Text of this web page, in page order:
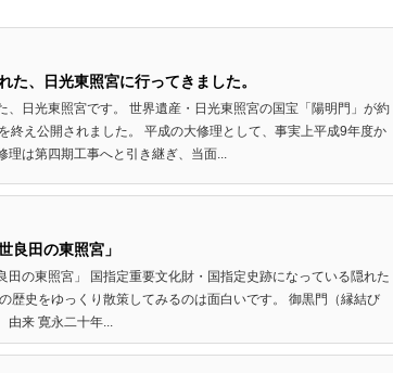
た、日光東照宮に行ってきました。
、日光東照宮です。 世界遺産・日光東照宮の国宝「陽明門」が約
終え公開されました。 平成の大修理として、事実上平成9年度か
理は第四期工事へと引き継ぎ、当面...
良田の東照宮」
田の東照宮」 国指定重要文化財・国指定史跡になっている隠れた
歴史をゆっくり散策してみるのは面白いです。 御黒門（縁結び
寛永二十年...